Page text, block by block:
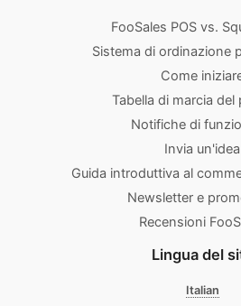
FooSales POS vs.
Sistema di ordinazione
Come
Tabella di marcia
Notifiche di
Invia un'idea
Guida introduttiva al
Newsletter e
Recensioni
Lingua del
Italian